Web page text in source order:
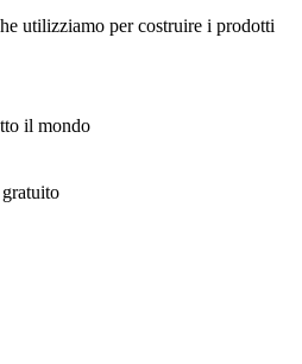
utilizziamo per costruire i prodotti
il mondo